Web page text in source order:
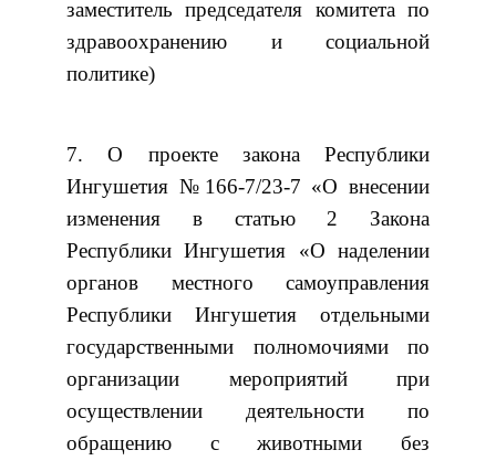
заместитель председателя комитета по
здравоохранению и социальной
политике)
7. О проекте закона Республики
Ингушетия №166-7/23-7 «О внесении
изменения в статью 2 Закона
Республики Ингушетия «О наделении
органов местного самоуправления
Республики Ингушетия отдельными
государственными полномочиями по
организации мероприятий при
осуществлении деятельности по
обращению с животными без